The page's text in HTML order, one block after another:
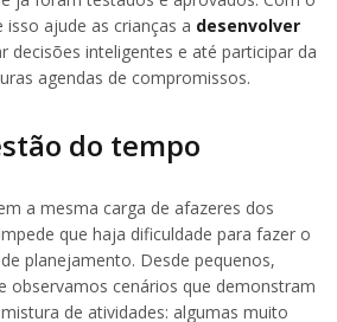
ajude as crianças a desenvolver
decisões inteligentes e até participar da
agendas de compromissos.
do tempo
a mesma carga de afazeres dos
que haja dificuldade para fazer o
planejamento. Desde pequenos,
observamos cenários que demonstram
de atividades: algumas muito